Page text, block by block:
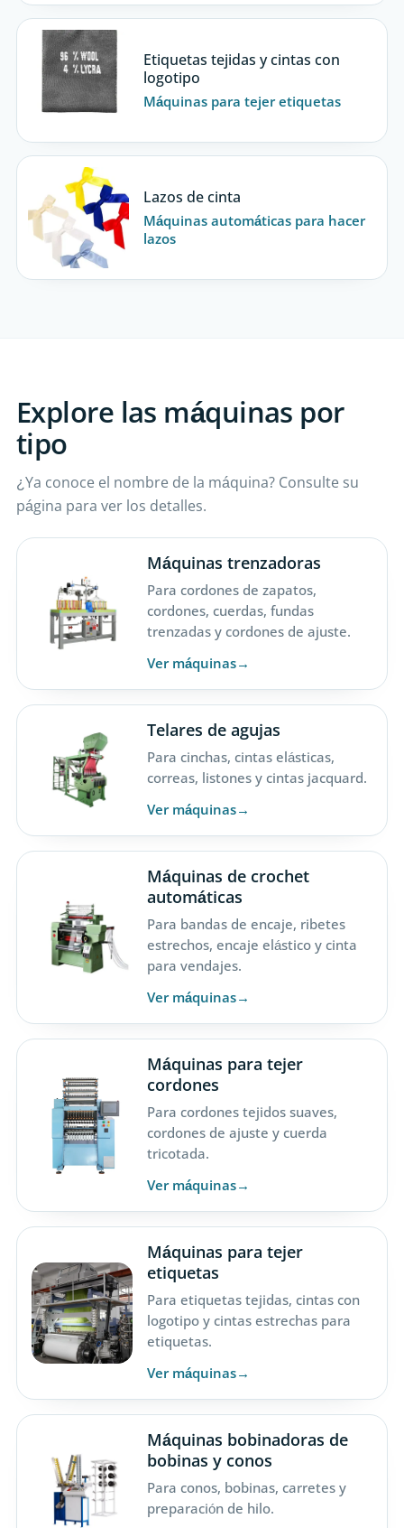
Etiquetas tejidas y cintas con
logotipo
Máquinas para tejer etiquetas
Lazos de cinta
Máquinas automáticas para hacer
lazos
Explore las máquinas por
tipo
¿Ya conoce el nombre de la máquina? Consulte su
página para ver los detalles.
Máquinas trenzadoras
Para cordones de zapatos,
cordones, cuerdas, fundas
trenzadas y cordones de ajuste.
Ver máquinas
Telares de agujas
Para cinchas, cintas elásticas,
correas, listones y cintas jacquard.
Ver máquinas
Máquinas de crochet
automáticas
Para bandas de encaje, ribetes
estrechos, encaje elástico y cinta
para vendajes.
Ver máquinas
Máquinas para tejer
cordones
Para cordones tejidos suaves,
cordones de ajuste y cuerda
tricotada.
Ver máquinas
Máquinas para tejer
etiquetas
Para etiquetas tejidas, cintas con
logotipo y cintas estrechas para
etiquetas.
Ver máquinas
Máquinas bobinadoras de
bobinas y conos
Para conos, bobinas, carretes y
preparación de hilo.